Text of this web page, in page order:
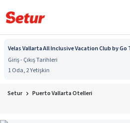
Velas Vallarta All Inclusive Vacation Club by Go
Giriş - Çıkış Tarihleri
1 Oda, 2 Yetişkin
Setur Puerto Vallarta Otelleri